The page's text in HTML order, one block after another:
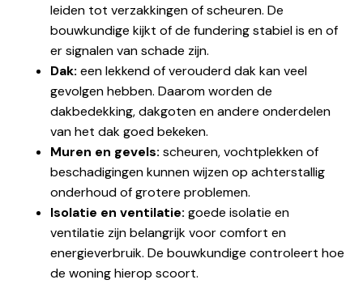
leiden tot verzakkingen of scheuren. De
bouwkundige kijkt of de fundering stabiel is en of
er signalen van schade zijn.
Dak: een lekkend of verouderd dak kan veel
gevolgen hebben. Daarom worden de
dakbedekking, dakgoten en andere onderdelen
van het dak goed bekeken.
Muren en gevels: scheuren, vochtplekken of
beschadigingen kunnen wijzen op achterstallig
onderhoud of grotere problemen.
Isolatie en ventilatie: goede isolatie en
ventilatie zijn belangrijk voor comfort en
energieverbruik. De bouwkundige controleert hoe
de woning hierop scoort.